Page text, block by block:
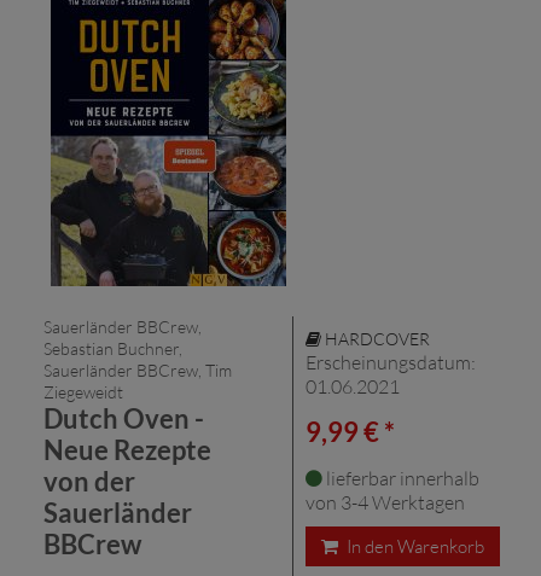
Sauerländer BBCrew,
Sebastian Buchner,
Sauerländer BBCrew, Tim
Ziegeweidt
Dutch Oven -
Neue Rezepte
von der
Sauerländer
BBCrew
HARDCOVER
Erscheinungsdatum:
01.06.2021
9,99 € *
lieferbar innerhalb
von 3-4 Werktagen
In den Warenkorb